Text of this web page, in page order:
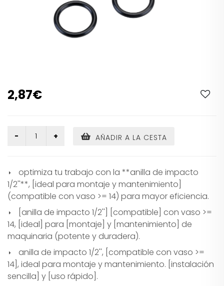
2,87€
AÑADIR A LA CESTA
optimiza tu trabajo con la **anilla de impacto
1/2''**, [ideal para montaje y mantenimiento]
(compatible con vaso >= 14) para mayor eficiencia.
[anilla de impacto 1/2''] [compatible] con vaso >=
14, [ideal] para [montaje] y [mantenimiento] de
maquinaria (potente y duradera).
anilla de impacto 1/2'', [compatible con vaso >=
14], ideal para montaje y mantenimiento. [instalación
sencilla] y [uso rápido].